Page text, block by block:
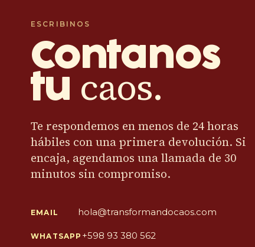
ESCRIBINOS
Contanos
tu caos.
Te respondemos en menos de 24 horas
hábiles con una primera devolución. Si
encaja, agendamos una llamada de 30
minutos sin compromiso.
EMAIL hola@transformandocaos.com
WHATSAPP +598 93 380 562